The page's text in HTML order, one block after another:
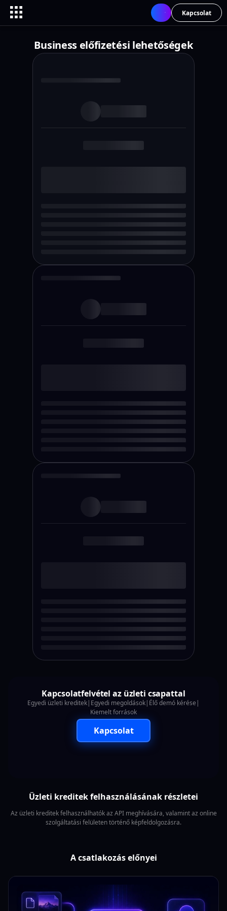
Kapcsolat
Business előfizetési lehetőségek
Kapcsolatfelvétel az üzleti csapattal
Egyedi üzleti kreditek| Egyedi megoldások| Élő demó kérése |
Kiemelt források
Kapcsolat
Üzleti kreditek felhasználásának részletei
Az üzleti kreditek felhasználhatók az API meghívására, valamint az online
szolgáltatási felületen történő képfeldolgozásra.
A csatlakozás előnyei